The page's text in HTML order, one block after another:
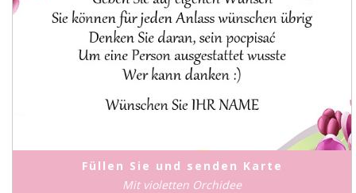
Füllen Sie und senden Karte
Mit violetten Orchidee